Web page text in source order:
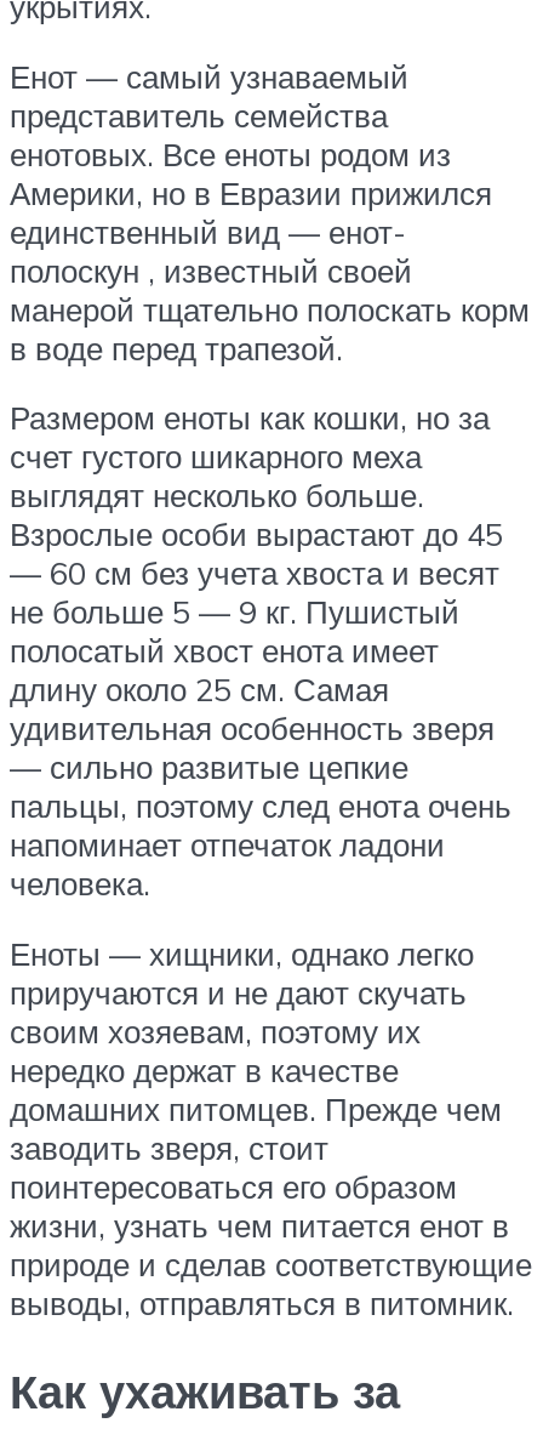
Енот — самый узнаваемый
представитель семейства
енотовых. Все еноты родом из
Америки, но в Евразии прижился
единственный вид — енот-
полоскун , известный своей
манерой тщательно полоскать корм
в воде перед трапезой.
Размером еноты как кошки, но за
счет густого шикарного меха
выглядят несколько больше.
Взрослые особи вырастают до 45
— 60 см без учета хвоста и весят
не больше 5 — 9 кг. Пушистый
полосатый хвост енота имеет
длину около 25 см. Самая
удивительная особенность зверя
— сильно развитые цепкие
пальцы, поэтому след енота очень
напоминает отпечаток ладони
человека.
Еноты — хищники, однако легко
приручаются и не дают скучать
своим хозяевам, поэтому их
нередко держат в качестве
домашних питомцев. Прежде чем
заводить зверя, стоит
поинтересоваться его образом
жизни, узнать чем питается енот в
природе и сделав соответствующие
выводы, отправляться в питомник.
Как ухаживать за